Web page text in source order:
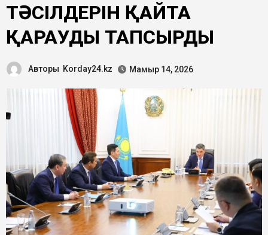
ТӘСІЛДЕРІН ҚАЙТА
ҚАРАУДЫ ТАПСЫРДЫ
Авторы Korday24.kz Мамыр 14, 2026